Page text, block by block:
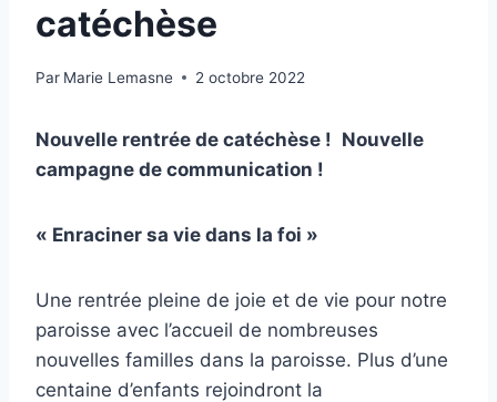
catéchèse
Par Marie Lemasne 2 octobre 2022
Nouvelle rentrée de catéchèse ! Nouvelle
campagne de communication !
« Enraciner sa vie dans la foi »
Une rentrée pleine de joie et de vie pour notre
paroisse avec l’accueil de nombreuses
nouvelles familles dans la paroisse. Plus d’une
centaine d’enfants rejoindront la